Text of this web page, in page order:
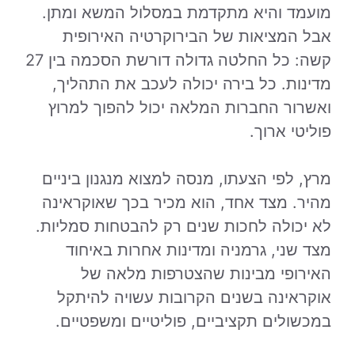
מועמד והיא מתקדמת במסלול המשא ומתן.
אבל המציאות של הבירוקרטיה האירופית
קשה: כל החלטה גדולה דורשת הסכמה בין 27
מדינות. כל בירה יכולה לעכב את התהליך,
ואשרור החברות המלאה יכול להפוך למרוץ
פוליטי ארוך.
מרץ, לפי הצעתו, מנסה למצוא מנגנון ביניים
מהיר. מצד אחד, הוא מכיר בכך שאוקראינה
לא יכולה לחכות שנים רק להבטחות סמליות.
מצד שני, גרמניה ומדינות אחרות באיחוד
האירופי מבינות שהצטרפות מלאה של
אוקראינה בשנים הקרובות עשויה להיתקל
במכשולים תקציביים, פוליטיים ומשפטיים.